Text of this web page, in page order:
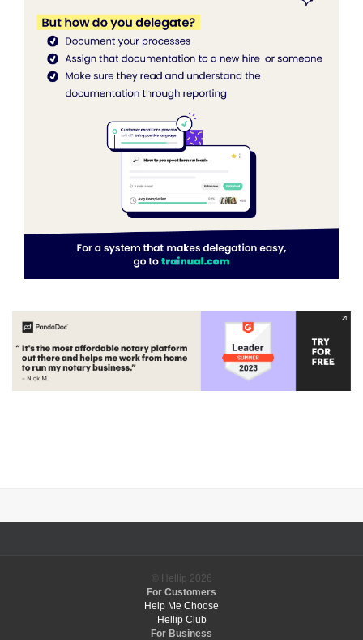
© Hellip 2026
For Customers
Help Me Choose
Hellip Club
For Business